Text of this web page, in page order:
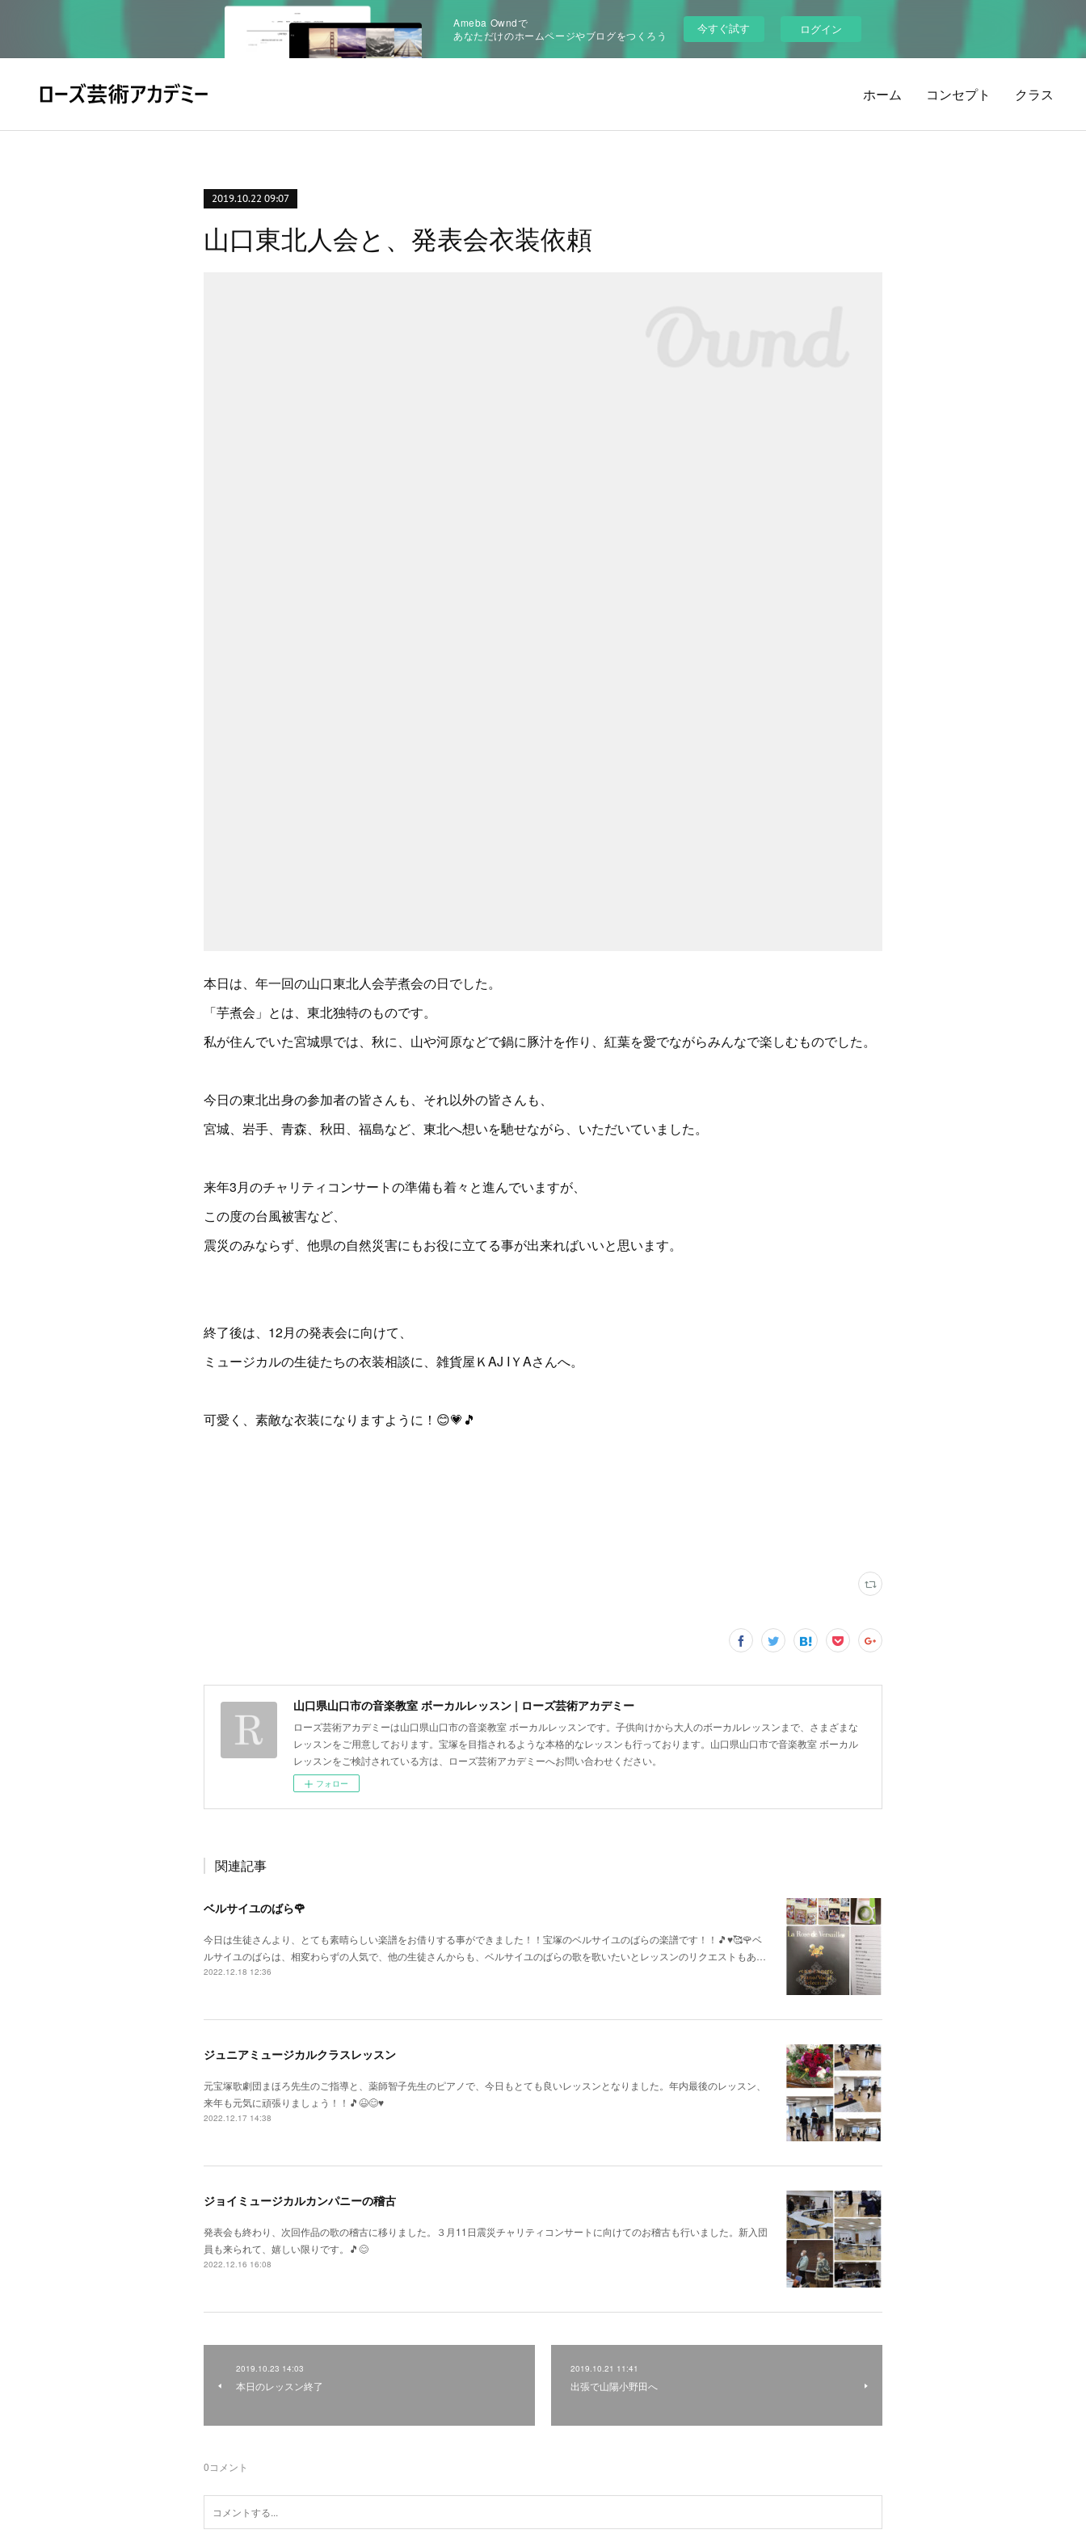
Ameba Owndで
あなただけのホームページやブログをつくろう
今すぐ試す ログイン
ホーム コンセプト クラス
2019.10.22 09:07
山口東北人会と、発表会衣装依頼
本日は、年一回の山口東北人会芋煮会の日でした。
「芋煮会」とは、東北独特のものです。
私が住んでいた宮城県では、秋に、山や河原などで鍋に豚汁を作り、紅葉を愛でながらみんなで楽しむものでした。
今日の東北出身の参加者の皆さんも、それ以外の皆さんも、
宮城、岩手、青森、秋田、福島など、東北へ想いを馳せながら、いただいていました。
来年3月のチャリティコンサートの準備も着々と進んでいますが、
この度の台風被害など、
震災のみならず、他県の自然災害にもお役に立てる事が出来ればいいと思います。
終了後は、12月の発表会に向けて、
ミュージカルの生徒たちの衣装相談に、雑貨屋ＫAJ IＹAさんへ。
可愛く、素敵な衣装になりますように！😊💗🎵
山口県山口市の音楽教室 ボーカルレッスン | ローズ芸術アカデミー
ローズ芸術アカデミーは山口県山口市の音楽教室 ボーカルレッスンです。子供向けから大人のボーカルレッスンまで、さまざまな
レッスンをご用意しております。宝塚を目指されるような本格的なレッスンも行っております。山口県山口市で音楽教室 ボーカル
レッスンをご検討されている方は、ローズ芸術アカデミーへお問い合わせください。
フォロー
関連記事
ベルサイユのばら🌹
今日は生徒さんより、とても素晴らしい楽譜をお借りする事ができました！！宝塚のベルサイユのばらの楽譜です！！🎵♥️🥰🌹ベ
ルサイユのばらは、相変わらずの人気で、他の生徒さんからも、ベルサイユのばらの歌を歌いたいとレッスンのリクエストもあ…
2022.12.18 12:36
ジュニアミュージカルクラスレッスン
元宝塚歌劇団まほろ先生のご指導と、薬師智子先生のピアノで、今日もとても良いレッスンとなりました。年内最後のレッスン、
来年も元気に頑張りましょう！！🎵😆😊♥️
2022.12.17 14:38
ジョイミュージカルカンパニーの稽古
発表会も終わり、次回作品の歌の稽古に移りました。３月11日震災チャリティコンサートに向けてのお稽古も行いました。新入団
員も来られて、嬉しい限りです。🎵😊
2022.12.16 16:08
2019.10.23 14:03
本日のレッスン終了
2019.10.21 11:41
出張で山陽小野田へ
0コメント